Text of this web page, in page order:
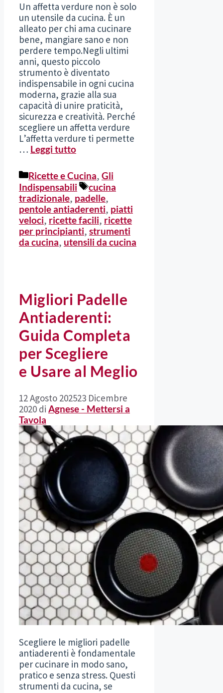
Un affetta verdure non è solo
un utensile da cucina. È un
alleato per chi ama cucinare
bene, mangiare sano e non
perdere tempo.Negli ultimi
anni, questo piccolo
strumento è diventato
indispensabile in ogni cucina
moderna, grazie alla sua
capacità di unire praticità,
sicurezza e creatività. Perché
scegliere un affetta verdure
L’affetta verdure ti permette
… Leggi tutto
Categorie
Ricette e Cucina, Gli
Indispensabili
Tag
cucina
tradizionale, padelle,
pentole antiaderenti, piatti
veloci, ricette facili, ricette
per principianti, strumenti
da cucina, utensili da cucina
Migliori Padelle
Antiaderenti:
Guida Completa
per Scegliere
e Usare al Meglio
12 Agosto 202523 Dicembre
2020 di Agnese - Mettersi a
Tavola
Scegliere le migliori padelle
antiaderenti è fondamentale
per cucinare in modo sano,
pratico e senza stress. Questi
strumenti da cucina, se